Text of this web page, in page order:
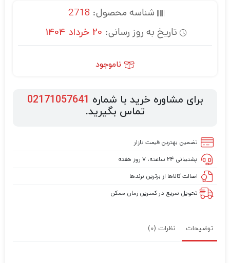
شناسه محصول: 2718
تاریخ به روز رسانی: 20 خرداد 1404
ناموجود
برای مشاوره خرید با شماره 02171057641
تماس بگیرید.
تضمین بهترین قیمت بازار
پشتیبانی ۲۴ ساعته، ۷ روز هفته
اصالت کالاها از برترین برندها
تحویل سریع در کمترین زمان ممکن
توضیحات نظرات (0)